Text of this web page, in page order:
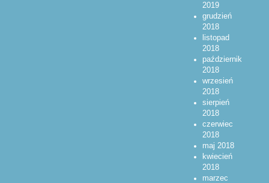
2019
grudzień
2018
listopad
2018
październik
2018
wrzesień
2018
sierpień
2018
czerwiec
2018
maj 2018
kwiecień
2018
marzec